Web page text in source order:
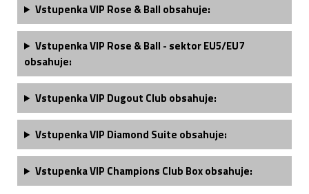
Vstupenka VIP Rose & Ball obsahuje:
Vstupenka VIP Rose & Ball - sektor EU5/EU7
obsahuje:
VstupenkaVIP Dugout Club obsahuje:
Vstupenka VIP Diamond Suite obsahuje:
Vstupenka VIP Champions Club Box obsahuje: